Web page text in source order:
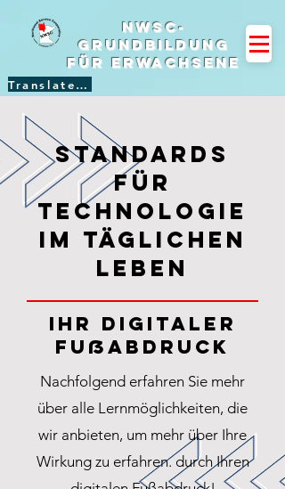
Translate Site
NWSC-
Grundbildung
für Erwachsene
Standards
für
Technologie
im täglichen
Leben
Ihr digitaler
Fußabdruck
Nachfolgend erfahren Sie mehr
über alle Lernmöglichkeiten, die
wir anbieten, um mehr über Ihre
Wirkung zu erfahren. durch Ihren